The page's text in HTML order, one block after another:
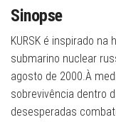
Sinopse
KURSK é inspirado na
submarino nuclear
agosto de 2000.À
sobrevivência dentro
desesperadas